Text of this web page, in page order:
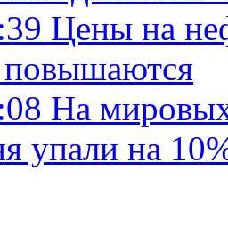
Цены на
На
упали на